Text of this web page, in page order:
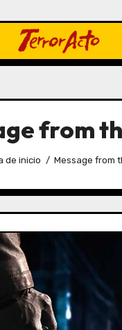
from
de inicio Message from